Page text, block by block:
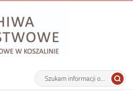
Państwowe w Koszalinie
Wyszukiwarka
Tutaj
wpisz